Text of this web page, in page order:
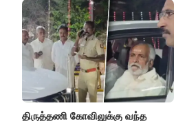
திருத்தணி கோவிலுக்கு வந்த